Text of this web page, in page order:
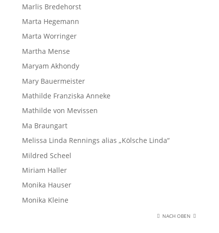
Marlis Bredehorst
Marta Hegemann
Marta Worringer
Martha Mense
Maryam Akhondy
Mary Bauermeister
Mathilde Franziska Anneke
Mathilde von Mevissen
Ma Braungart
Melissa Linda Rennings alias „Kölsche Linda“
Mildred Scheel
Miriam Haller
Monika Hauser
Monika Kleine
NACH OBEN